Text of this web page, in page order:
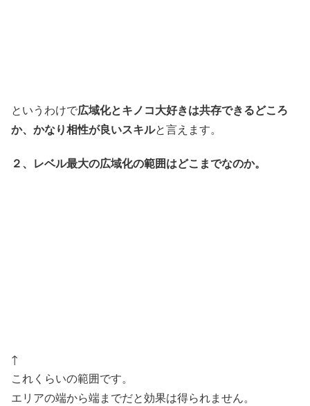
というわけで広域化とキノコ大好きは共存できるどころ
か、かなり相性が良いスキルと言えます。
２、レベル最大の広域化の範囲はどこまでなのか。
↑
これくらいの範囲です。
エリアの端から端までだと効果は得られません。